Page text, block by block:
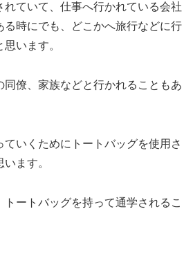
れていて、仕事へ行かれている会社
る時にでも、どこかへ旅行などに行
います。
同僚、家族などと行かれることもあ
ていくためにトートバッグを使用さ
ます。
ートバッグを持って通学されるこ